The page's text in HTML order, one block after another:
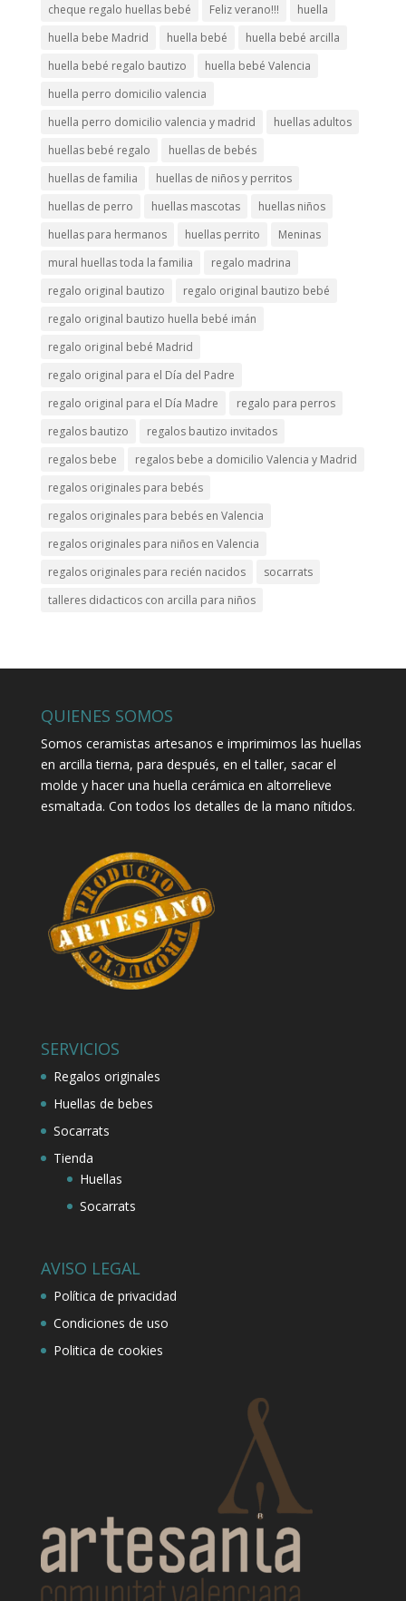
cheque regalo huellas bebé
Feliz verano!!!
huella
huella bebe Madrid
huella bebé
huella bebé arcilla
huella bebé regalo bautizo
huella bebé Valencia
huella perro domicilio valencia
huella perro domicilio valencia y madrid
huellas adultos
huellas bebé regalo
huellas de bebés
huellas de familia
huellas de niños y perritos
huellas de perro
huellas mascotas
huellas niños
huellas para hermanos
huellas perrito
Meninas
mural huellas toda la familia
regalo madrina
regalo original bautizo
regalo original bautizo bebé
regalo original bautizo huella bebé imán
regalo original bebé Madrid
regalo original para el Día del Padre
regalo original para el Día Madre
regalo para perros
regalos bautizo
regalos bautizo invitados
regalos bebe
regalos bebe a domicilio Valencia y Madrid
regalos originales para bebés
regalos originales para bebés en Valencia
regalos originales para niños en Valencia
regalos originales para recién nacidos
socarrats
talleres didacticos con arcilla para niños
QUIENES SOMOS
Somos ceramistas artesanos e imprimimos las huellas
en arcilla tierna, para después, en el taller, sacar el
molde y hacer una huella cerámica en altorrelieve
esmaltada. Con todos los detalles de la mano nítidos.
SERVICIOS
Regalos originales
Huellas de bebes
Socarrats
Tienda
Huellas
Socarrats
AVISO LEGAL
Política de privacidad
Condiciones de uso
Politica de cookies